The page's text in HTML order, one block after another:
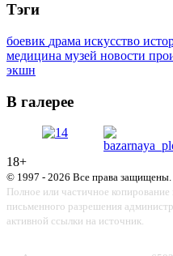
Тэги
боевик драма искусство
медицина музей новости
экшн
В галерее
18+
© 1997 - 2026 Все права защищены.
Полное или частичное
письменного разрешения
активной ссылки на источник.